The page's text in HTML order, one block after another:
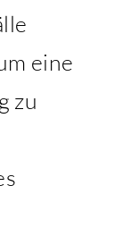
eine
zu